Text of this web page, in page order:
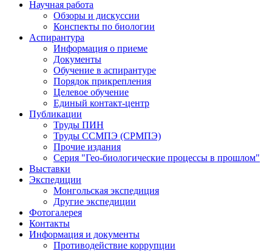
Научная работа
Обзоры и дискуссии
Конспекты по биологии
Аспирантура
Информация о приеме
Документы
Обучение в аспирантуре
Порядок прикрепления
Целевое обучение
Единый контакт-центр
Публикации
Труды ПИН
Труды ССМПЭ (СРМПЭ)
Прочие издания
Серия "Гео-биологические процессы в прошлом"
Выставки
Экспедиции
Монгольская экспедиция
Другие экспедиции
Фотогалерея
Контакты
Информация и документы
Противодействие коррупции